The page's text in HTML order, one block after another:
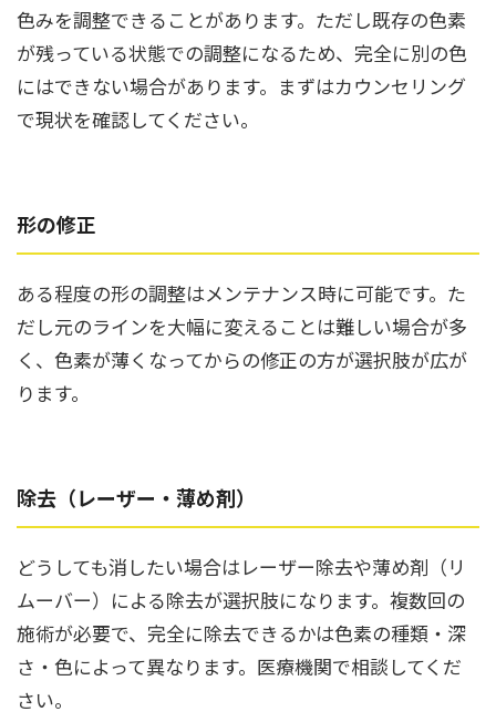
色みを調整できることがあります。ただし既存の色素
が残っている状態での調整になるため、完全に別の色
にはできない場合があります。まずはカウンセリング
で現状を確認してください。
形の修正
ある程度の形の調整はメンテナンス時に可能です。た
だし元のラインを大幅に変えることは難しい場合が多
く、色素が薄くなってからの修正の方が選択肢が広が
ります。
除去（レーザー・薄め剤）
どうしても消したい場合はレーザー除去や薄め剤（リ
ムーバー）による除去が選択肢になります。複数回の
施術が必要で、完全に除去できるかは色素の種類・深
さ・色によって異なります。医療機関で相談してくだ
さい。